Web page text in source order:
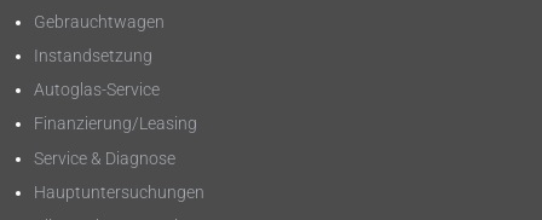
Gebrauchtwagen
Instandsetzung
Autoglas-Service
Finanzierung/Leasing
Service & Diagnose
Hauptuntersuchungen